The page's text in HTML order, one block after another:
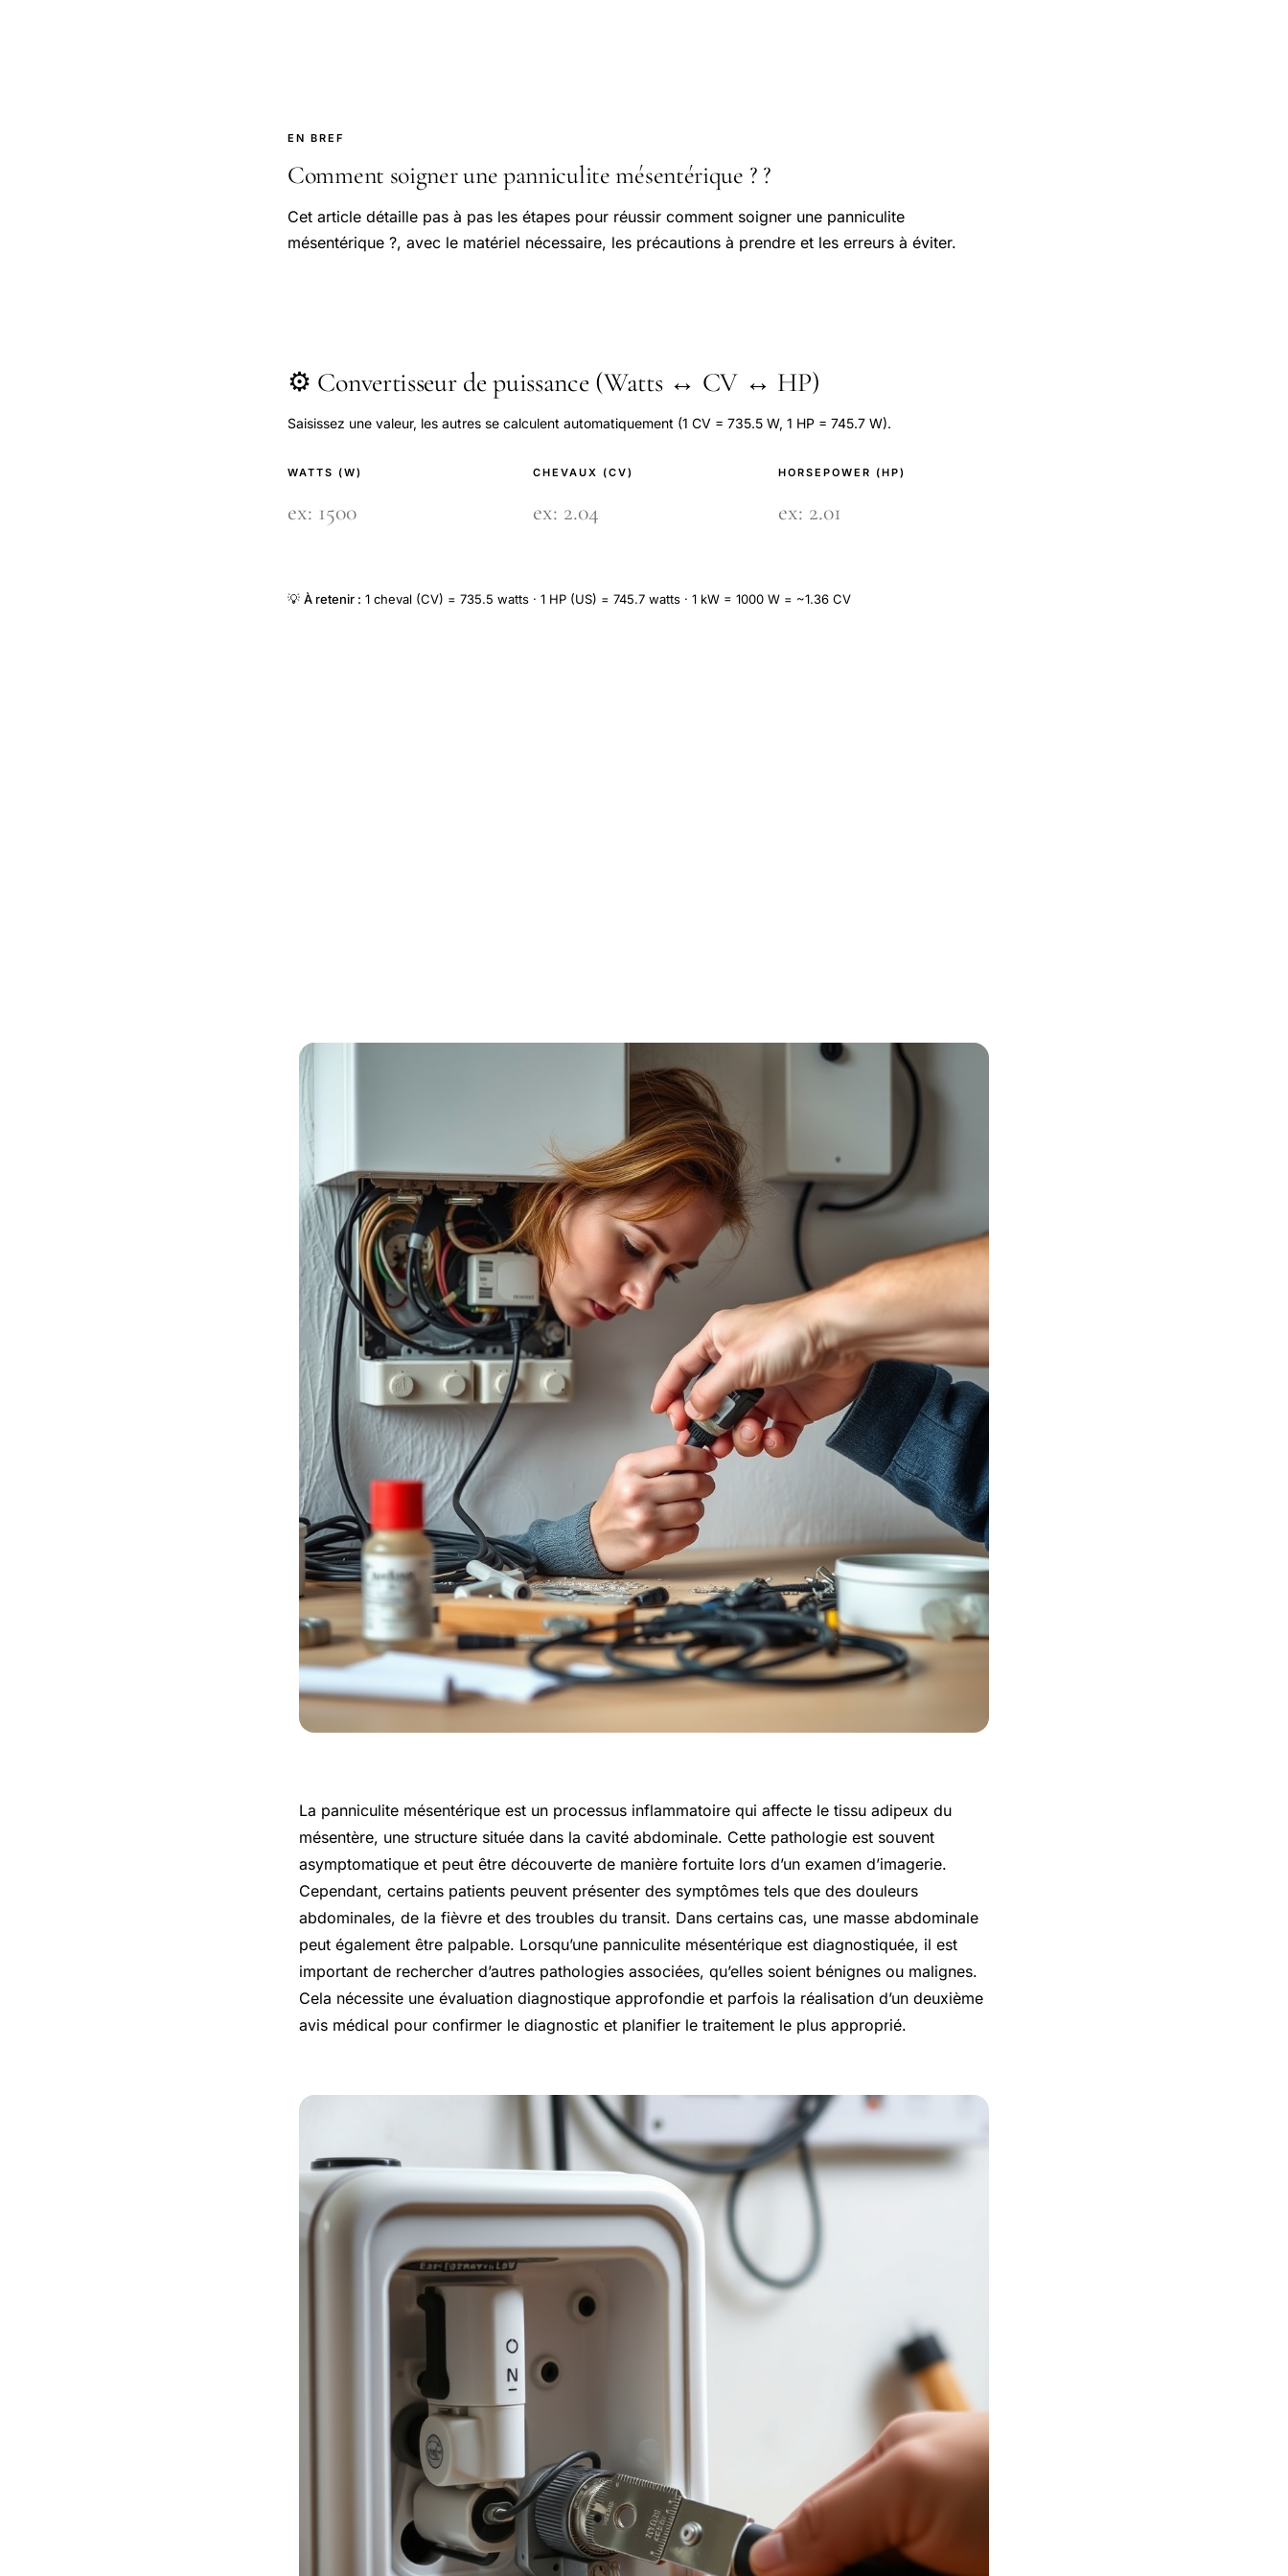
EN BREF
Comment soigner une panniculite mésentérique ? ?
Cet article détaille pas à pas les étapes pour réussir comment soigner une panniculite
mésentérique ?, avec le matériel nécessaire, les précautions à prendre et les erreurs à éviter.
⚙️ Convertisseur de puissance (Watts ↔ CV ↔ HP)
Saisissez une valeur, les autres se calculent automatiquement (1 CV = 735.5 W, 1 HP = 745.7 W).
WATTS (W) CHEVAUX (CV) HORSEPOWER (HP)
💡 À retenir : 1 cheval (CV) = 735.5 watts · 1 HP (US) = 745.7 watts · 1 kW = 1000 W = ~1.36 CV
La panniculite mésentérique est un processus inflammatoire qui affecte le tissu adipeux du
mésentère, une structure située dans la cavité abdominale. Cette pathologie est souvent
asymptomatique et peut être découverte de manière fortuite lors d’un examen d’imagerie.
Cependant, certains patients peuvent présenter des symptômes tels que des douleurs
abdominales, de la fièvre et des troubles du transit. Dans certains cas, une masse abdominale
peut également être palpable. Lorsqu’une panniculite mésentérique est diagnostiquée, il est
important de rechercher d’autres pathologies associées, qu’elles soient bénignes ou malignes.
Cela nécessite une évaluation diagnostique approfondie et parfois la réalisation d’un deuxième
avis médical pour confirmer le diagnostic et planifier le traitement le plus approprié.